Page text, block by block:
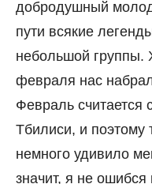
добродушный
пути всякие
небольшой группы.
февраля нас
Февраль считается
Тбилиси, и поэтому
немного удивило
значит, я не